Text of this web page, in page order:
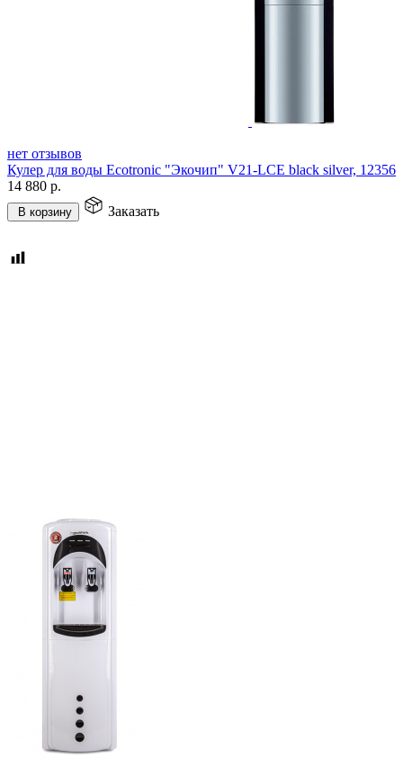
нет отзывов
Кулер для воды Ecotronic "Экочип" V21-LCE black silver, 12356
14 880 р.
В корзину Заказать